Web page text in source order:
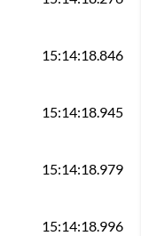
15:14:18.846
15:14:18.945
15:14:18.979
15:14:18.996